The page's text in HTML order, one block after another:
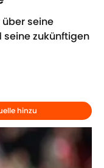
seine
seine zukünftigen
hinzu